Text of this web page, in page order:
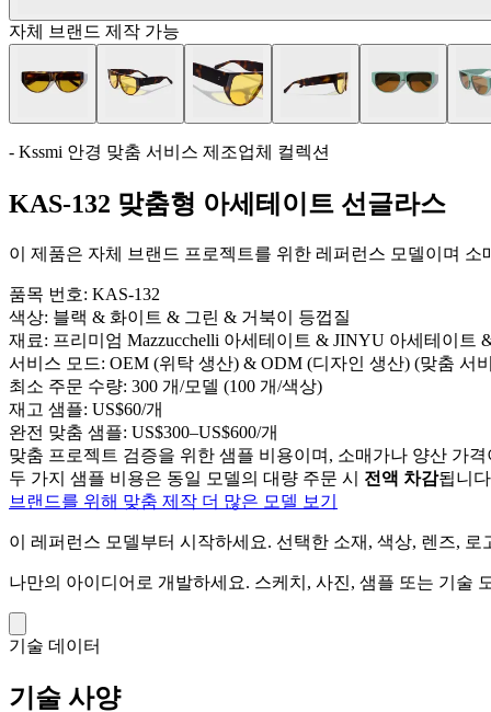
자체 브랜드 제작 가능
- Kssmi 안경 맞춤 서비스 제조업체 컬렉션
KAS-132 맞춤형 아세테이트 선글라스
이 제품은 자체 브랜드 프로젝트를 위한 레퍼런스 모델이며
품목 번호: KAS-132
색상: 블랙 & 화이트 & 그린 & 거북이 등껍질
재료: 프리미엄 Mazzucchelli 아세테이트 & JINYU 아세테이트
서비스 모드: OEM (위탁 생산) & ODM (디자인 생산) (맞춤 서
최소 주문 수량: 300 개/모델 (100 개/색상)
재고 샘플: US$60/개
완전 맞춤 샘플: US$300–US$600/개
맞춤 프로젝트 검증을 위한 샘플 비용이며, 소매가나 양산 가
두 가지 샘플 비용은 동일 모델의 대량 주문 시 전액 차감됩니
브랜드를 위해 맞춤 제작 더 많은 모델 보기
이 레퍼런스 모델부터 시작하세요. 선택한 소재, 색상, 렌즈, 로
나만의 아이디어로 개발하세요. 스케치, 사진, 샘플 또는 기술
기술 데이터
기술 사양